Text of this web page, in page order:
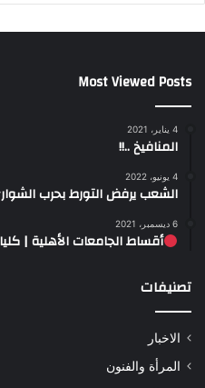
Most Viewed Posts
4 يناير، 2021
المنافيخ ..!!
4 يونيو، 2022
الشعب يرفض التورط بحرب
6 ديسمبر، 2021
أقساط الجامعات الأهلية |
تصنيفات
الاخبار
المرأة والفنون